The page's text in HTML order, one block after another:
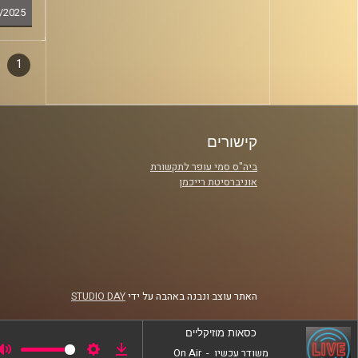
סגירה
1
קישורים
ביה"ס סמי עופר לתקשורת
אוניברסיטת רייכמן
האתר עוצב ונבנה באהבה על ידיSTUDIO DAY
כסאות מוזיקליים
משודר עכשיו -
On Air